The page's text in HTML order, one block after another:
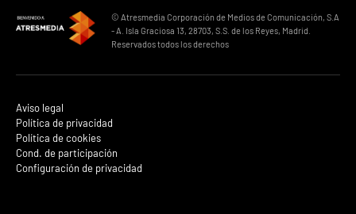
© Atresmedia Corporación de Medios de Comunicación, S.A
- A. Isla Graciosa 13, 28703, S.S. de los Reyes, Madrid.
Reservados todos los derechos
Aviso legal
Política de privacidad
Política de cookies
Cond. de participación
Configuración de privacidad